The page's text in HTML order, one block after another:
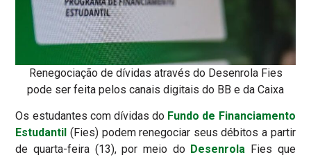
Renegociação de dívidas através do Desenrola Fies
pode ser feita pelos canais digitais do BB e da Caixa
Os estudantes com dívidas do Fundo de Financiamento
Estudantil (Fies) podem renegociar seus débitos a partir
de quarta-feira (13), por meio do Desenrola Fies que